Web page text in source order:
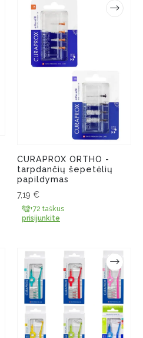
CURAPROX ORTHO -
tarpdančių šepetėlių
papildymas
7,19 €
+72 taškus
prisijunkite